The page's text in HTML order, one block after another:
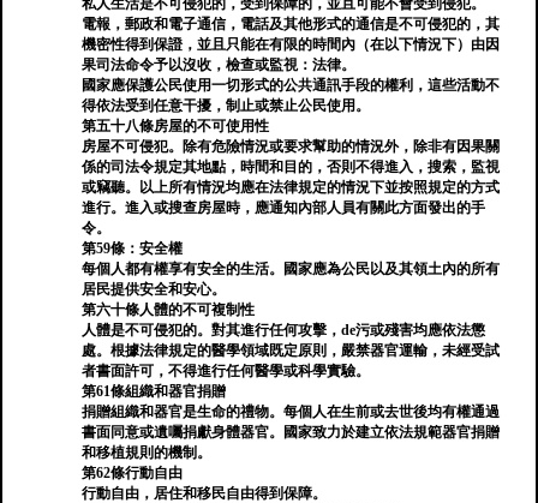
私人生活是不可侵犯的，受到保障的，並且可能不會受到侵犯。
電報，郵政和電子通信，電話及其他形式的通信是不可侵犯的，其
機密性得到保證，並且只能在有限的時間內（在以下情況下）由因
果司法命令予以沒收，檢查或監視：法律。
國家應保護公民使用一切形式的公共通訊手段的權利，這些活動不
得依法受到任意干擾，制止或禁止公民使用。
第五十八條房屋的不可使用性
房屋不可侵犯。除有危險情況或要求幫助的情況外，除非有因果關
係的司法令規定其地點，時間和目的，否則不得進入，搜索，監視
或竊聽。以上所有情況均應在法律規定的情況下並按照規定的方式
進行。進入或搜查房屋時，應通知內部人員有關此方面發出的手
令。
第59條：安全權
每個人都有權享有安全的生活。國家應為公民以及其領土內的所有
居民提供安全和安心。
第六十條人體的不可複制性
人體是不可侵犯的。對其進行任何攻擊，de污或殘害均應依法懲
處。根據法律規定的醫學領域既定原則，嚴禁器官運輸，未經受試
者書面許可，不得進行任何醫學或科學實驗。
第61條組織和器官捐贈
捐贈組織和器官是生命的禮物。每個人在生前或去世後均有權通過
書面同意或遺囑捐獻身體器官。國家致力於建立依法規範器官捐贈
和移植規則的機制。
第62條行動自由
行動自由，居住和移民自由得到保障。